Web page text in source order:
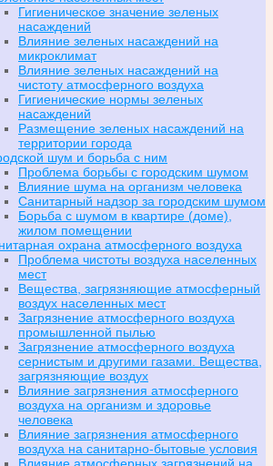
Гигиеническое значение зеленых
насаждений
Влияние зеленых насаждений на
микроклимат
Влияние зеленых насаждений на
чистоту атмосферного воздуха
Гигиенические нормы зеленых
насаждений
Размещение зеленых насаждений на
территории города
шум и борьба с ним
Проблема борьбы с городским шумом
Влияние шума на организм человека
Санитарный надзор за городским шумом
Борьба с шумом в квартире (доме),
жилом помещении
охрана атмосферного воздуха
Проблема чистоты воздуха населенных
мест
Вещества, загрязняющие атмосферный
воздух населенных мест
Загрязнение атмосферного воздуха
промышленной пылью
Загрязнение атмосферного воздуха
сернистым и другими газами. Вещества,
загрязняющие воздух
Влияние загрязнения атмосферного
воздуха на организм и здоровье
человека
Влияние загрязнения атмосферного
воздуха на санитарно-бытовые условия